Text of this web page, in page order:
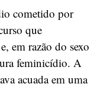
cometido por
que
em razão do sexo
feminicídio. A
acuada em uma